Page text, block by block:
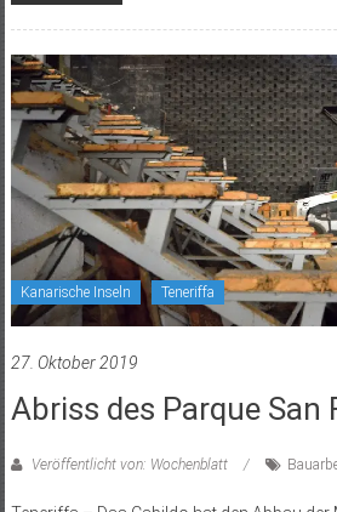
Kanarische Inseln Teneriffa
27. Oktober 2019
Abriss des Parque San
Veröffentlicht von: Wochenblatt